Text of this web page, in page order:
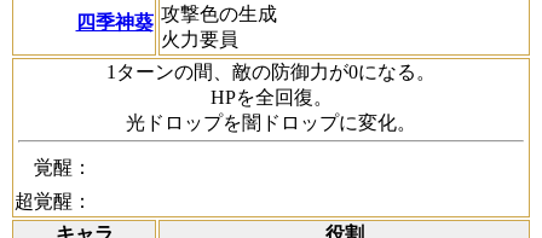
四季神葵 攻撃色の生成
火力要員
1ターンの間、敵の防御力が0になる。
HPを全回復。
光ドロップを闇ドロップに変化。
覚醒：
超覚醒：
キャラ
役割